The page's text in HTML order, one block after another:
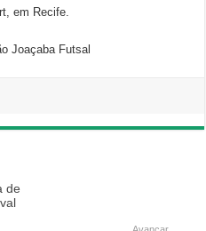
em Recife.
Joaçaba Futsal
de
Avançar